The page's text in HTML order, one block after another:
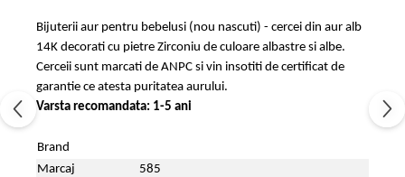
Bijuterii aur pentru bebelusi (nou nascuti) - cercei din aur alb
14K decorati cu pietre Zirconiu de culoare albastre si albe.
Cerceii sunt marcati de ANPC si vin insotiti de certificat de
garantie ce atesta puritatea aurului.
Varsta recomandata: 1-5 ani
Brand
Marcaj
585